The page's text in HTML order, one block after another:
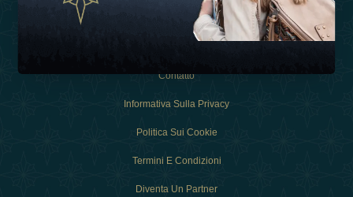
Esperienza
Contatto
Informativa Sulla Privacy
Politica Sui Cookie
Termini E Condizioni
Diventa Un Partner